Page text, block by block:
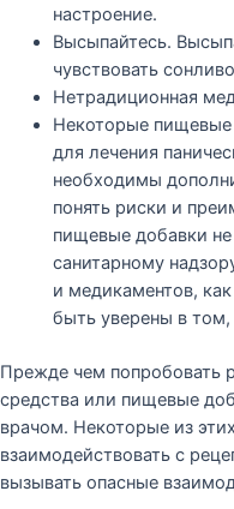
настроение.
Высыпайтесь.
чувствовать
Нетрадиционная
Некоторые пищевые
для лечения
необходимы
понять риски и
пищевые добавки
санитарному
и медикаментов,
быть уверены в том,
Прежде чем попробовать
средства или пищевые
врачом. Некоторые из
взаимодействовать с
вызывать опасные